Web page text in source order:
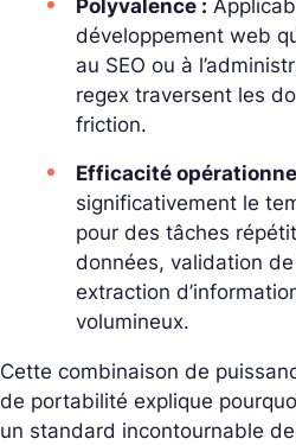
Polyvalence :
développement web
au SEO ou à
regex traversent les
friction.
Efficacité
significativement le
pour des tâches
données, validation
extraction
volumineux.
Cette combinaison de
de portabilité explique
un standard incontournable